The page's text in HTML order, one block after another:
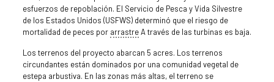
esfuerzos de repoblación. El Servicio de Pesca y Vida Silvestre
de los Estados Unidos (USFWS) determinó que el riesgo de
mortalidad de peces por arrastreA través de las turbinas es baja.
Los terrenos del proyecto abarcan 5 acres. Los terrenos
circundantes están dominados por una comunidad vegetal de
estepa arbustiva. En las zonas más altas, el terreno se